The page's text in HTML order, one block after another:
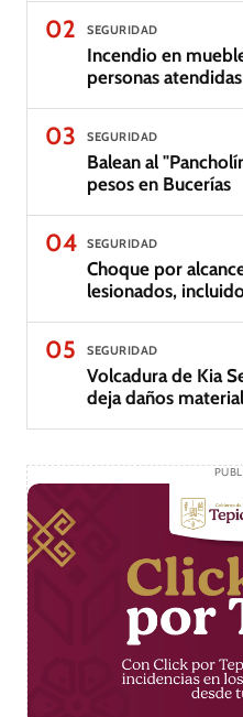
02 SEGURIDAD
Incendio en
personas
03 SEGURIDAD
Balean al
pesos en Bucerías
04 SEGURIDAD
Choque por
lesionados,
05 SEGURIDAD
Volcadura de Kia
deja daños